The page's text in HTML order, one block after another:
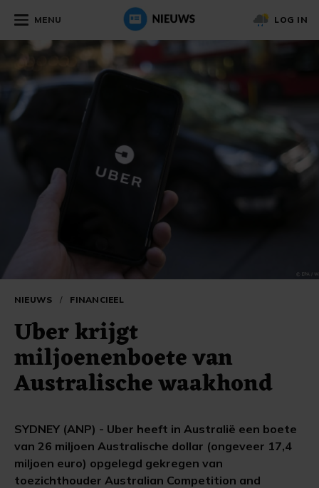
MENU LOG IN
NIEUWS / FINANCIEEL
Uber krijgt
miljoenenboete van
Australische waakhond
SYDNEY (ANP) - Uber heeft in Australië een boete
van 26 miljoen Australische dollar (ongeveer 17,4
miljoen euro) opgelegd gekregen van
toezichthouder Australian Competition and